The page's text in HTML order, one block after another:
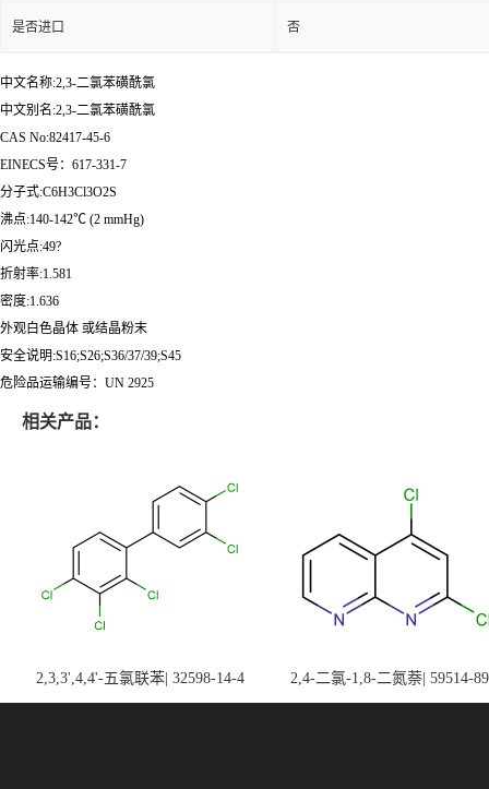
是否进口 否
中文名称:2,3-二氯苯磺酰氯
中文别名:2,3-二氯苯磺酰氯
CAS No:82417-45-6
EINECS号：617-331-7
分子式:C6H3Cl3O2S
沸点:140-142℃ (2 mmHg)
闪光点:49?
折射率:1.581
密度:1.636
外观白色晶体 或结晶粉末
安全说明:S16;S26;S36/37/39;S45
危险品运输编号：UN 2925
相关产品：
2,3,3',4,4'-五氯联苯| 32598-14-4 2,4-二氯-1,8-二氮萘| 59514-